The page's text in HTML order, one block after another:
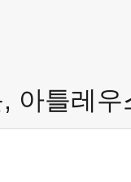
, 아틀레우